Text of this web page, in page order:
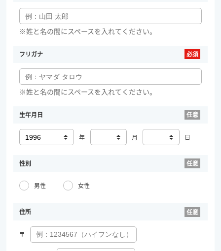
※姓と名の間にスペースを入れてください。
フリガナ
※姓と名の間にスペースを入れてください。
生年月日
年 月 日
性別
男性 女性
住所
〒